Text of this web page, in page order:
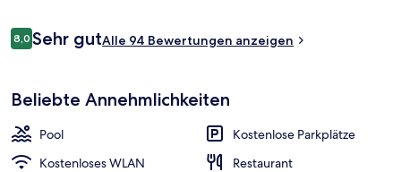
Bewertungen
8,08,0 von 10.
Sehr gutAlle 94 Bewertungen anzeigen
Beliebte Annehmlichkeiten
Pool
Kostenlose Parkplätze
Kostenloses WLAN
Restaurant